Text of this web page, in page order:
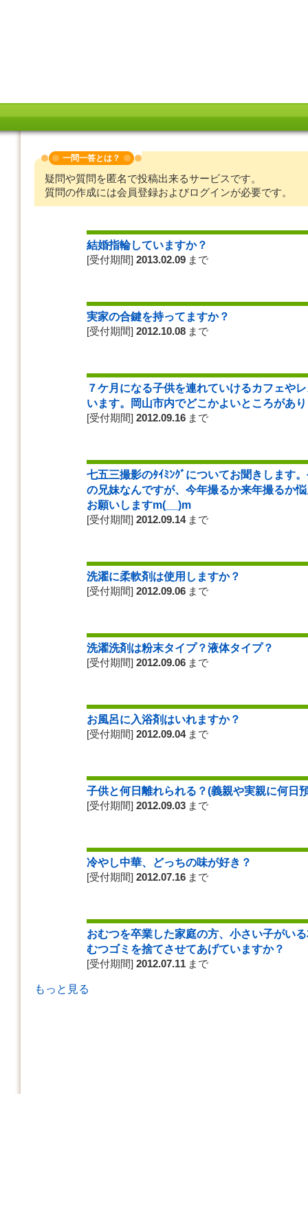
一問一答とは？
疑問や質問を匿名で投稿出来るサービスです。
質問の作成には会員登録およびログインが必要です。
結婚指輪していますか？
[受付期間] 2013.02.09 まで
実家の合鍵を持ってますか？
[受付期間] 2012.10.08 まで
７ケ月になる子供を連れていけるカフェや
います。岡山市内でどこかよいところがあ
[受付期間] 2012.09.16 まで
七五三撮影のﾀｲﾐﾝｸﾞについてお聞きします
の兄妹なんですが、今年撮るか来年撮るか
お願いしますm(__)m
[受付期間] 2012.09.14 まで
洗濯に柔軟剤は使用しますか？
[受付期間] 2012.09.06 まで
洗濯洗剤は粉末タイプ？液体タイプ？
[受付期間] 2012.09.06 まで
お風呂に入浴剤はいれますか？
[受付期間] 2012.09.04 まで
子供と何日離れられる？(義親や実親に何日
[受付期間] 2012.09.03 まで
冷やし中華、どっちの味が好き？
[受付期間] 2012.07.16 まで
おむつを卒業した家庭の方、小さい子がい
むつゴミを捨てさせてあげていますか？
[受付期間] 2012.07.11 まで
もっと見る